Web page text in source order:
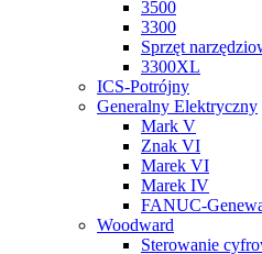
3500
3300
Sprzęt
3300XL
ICS-Potrójny
Generalny Elektryczny
Mark V
Znak VI
Marek VI
Marek IV
FANUC-
Woodward
Sterowanie